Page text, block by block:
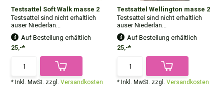
Testsattel Soft Walk masse 2
Testsattel sind nicht erhaltlich
auser Niederlan...
Auf Bestellung erhältlich
25,-*
* Inkl. MwSt. zzgl.Versandkosten
Testsattel Wellington masse 2
Testsattel sind nicht erhaltlich
auser Niederlan...
Auf Bestellung erhältlich
25,-*
* Inkl. MwSt. zzgl. Versandkosten